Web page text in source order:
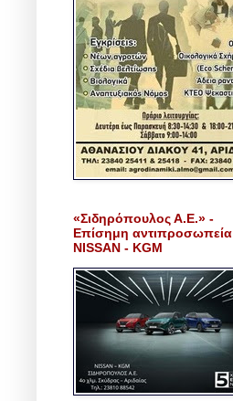
«Σιδηρόπουλος Α.Ε.» -
Επίσημη αντιπροσωπεία
NISSAN - KGM